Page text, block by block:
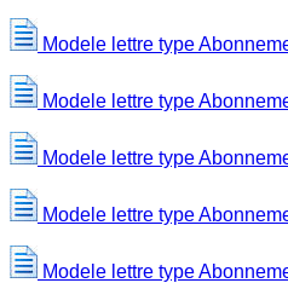
Modele lettre type
Modele lettre type
Modele lettre type
Modele lettre type
Modele lettre type